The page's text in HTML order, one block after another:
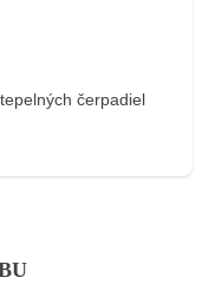
čerpadiel